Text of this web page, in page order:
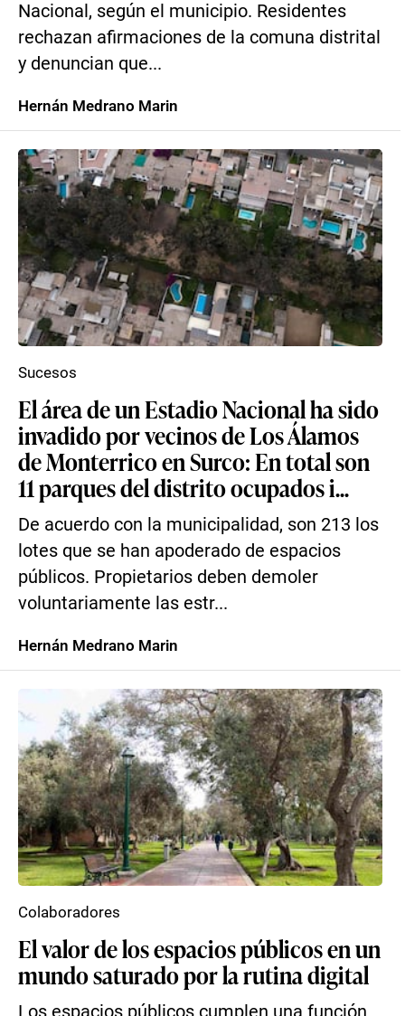
Nacional, según el municipio. Residentes
rechazan afirmaciones de la comuna distrital
y denuncian que...
Hernán Medrano Marin
El área de un Estadio Nacional ha sido
invadido por vecinos de Los Álamos
de Monterrico en Surco: En total son
11 parques del distrito ocupados i...
De acuerdo con la municipalidad, son 213 los
lotes que se han apoderado de espacios
públicos. Propietarios deben demoler
voluntariamente las estr...
Sucesos
Hernán Medrano Marin
El valor de los espacios públicos en un
mundo saturado por la rutina digital
Colaboradores